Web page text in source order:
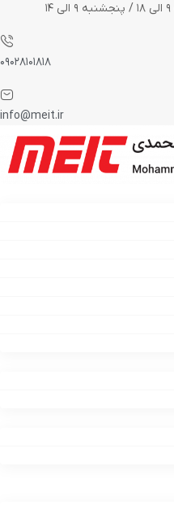
۰۹۰۲۸۱۰۱۸۱۸
info@meit.ir